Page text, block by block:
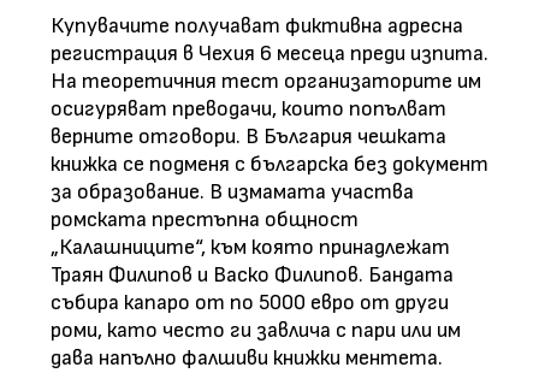
Купувачите получават фиктивна адресна
регистрация в Чехия 6 месеца преди изпита.
На теоретичния тест организаторите им
осигуряват преводачи, които попълват
верните отговори. В България чешката
книжка се подменя с българска без документ
за образование. В измамата участва
ромската престъпна общност
„Калашниците“, към която принадлежат
Траян Филипов и Васко Филипов. Бандата
събира капаро от по 5000 евро от други
роми, като често ги завлича с пари или им
дава напълно фалшиви книжки ментета.